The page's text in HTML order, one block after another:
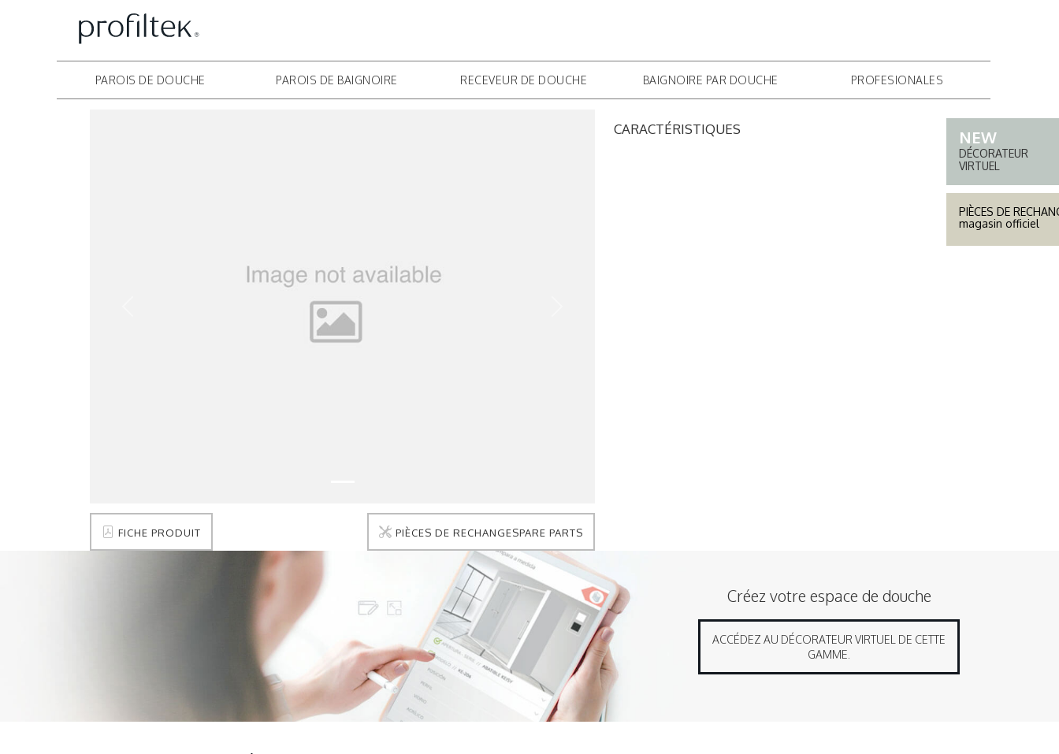
PAROIS DE DOUCHE PAROIS DE BAIGNOIRE RECEVEUR DE DOUCHE BAIGNOIRE PAR DOUCHE PROFESIONALES
DÉCORATEUR
VIRTUEL
PIÈCES DE
magasin officiel
FICHE PRODUIT PIÈCES DE RECHANGESPARE PARTS
CARACTÉRISTIQUES
Créez votre espace de douche
ACCÉDEZ AU DÉCORATEUR VIRTUEL DE CETTE
GAMME.